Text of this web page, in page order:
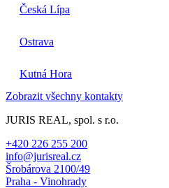
Česká Lípa
Ostrava
Kutná Hora
Zobrazit všechny kontakty
JURIS REAL, spol. s r.o.
+420 226 255 200
info@jurisreal.cz
Šrobárova 2100/49
Praha - Vinohrady